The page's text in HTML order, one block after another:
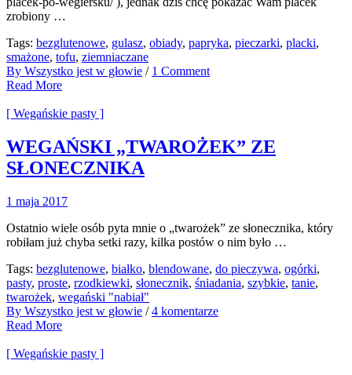
zrobiony …
Tags: bezglutenowe, gulasz, obiady, papryka, pieczarki, placki,
smażone, tofu, ziemniaczane
By Wszystko jest w głowie / 1 Comment
Read More
[ Wegańskie pasty ]
WEGAŃSKI „TWAROŻEK” ZE
SŁONECZNIKA
1 maja 2017
Ostatnio wiele osób pyta mnie o „twarożek” ze słonecznika, który
robiłam już chyba setki razy, kilka postów o nim było …
Tags: bezglutenowe, białko, blendowane, do pieczywa, ogórki,
pasty, proste, rzodkiewki, słonecznik, śniadania, szybkie, tanie,
twarożek, wegański "nabiał"
By Wszystko jest w głowie /4 komentarze
Read More
[ Wegańskie pasty ]